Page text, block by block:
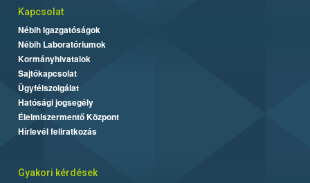
Kapcsolat
Nébih Igazgatóságok
Nébih Laboratóriumok
Kormányhivatalok
Sajtókapcsolat
Ügyfélszolgálat
Hatósági jogsegély
Élelmiszermentő Központ
Hírlevél feliratkozás
Gyakori kérdések